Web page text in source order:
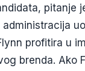
pitanje
profitira u
brenda. Ako